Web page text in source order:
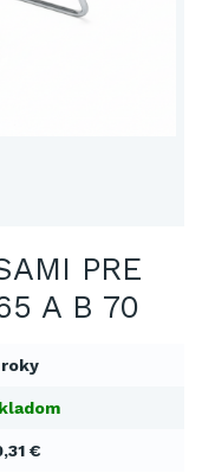
PRE
A B 70
€